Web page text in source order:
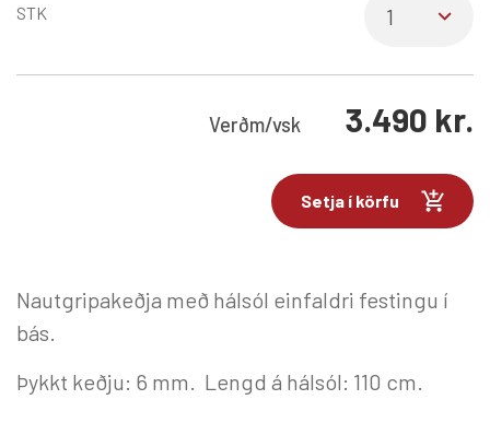
STK
Verðm/vsk 3.490 kr.
Setja í körfu
Nautgripakeðja með hálsól einfaldri festingu í
bás.
Þykkt keðju: 6 mm. Lengd á hálsól: 110 cm.